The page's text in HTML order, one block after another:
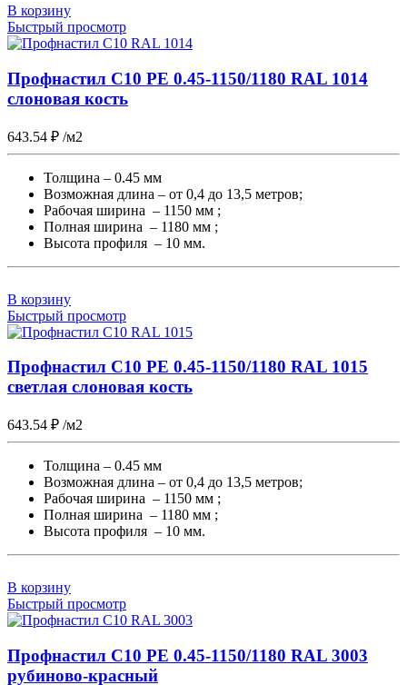
В корзину
Быстрый просмотр
Профнастил С10 PE 0.45-1150/1180 RAL 1014
слоновая кость
643.54 ₽ /м2
Толщина – 0.45 мм
Возможная длина – от 0,4 до 13,5 метров;
Рабочая ширина – 1150 мм ;
Полная ширина – 1180 мм ;
Высота профиля – 10 мм.
В корзину
Быстрый просмотр
Профнастил С10 PE 0.45-1150/1180 RAL 1015
светлая слоновая кость
643.54 ₽ /м2
Толщина – 0.45 мм
Возможная длина – от 0,4 до 13,5 метров;
Рабочая ширина – 1150 мм ;
Полная ширина – 1180 мм ;
Высота профиля – 10 мм.
В корзину
Быстрый просмотр
Профнастил С10 PE 0.45-1150/1180 RAL 3003
рубиново-красный